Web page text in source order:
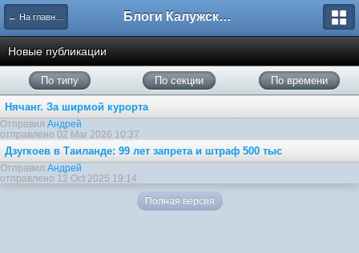
← На главную Блоги Калужского перекрестка
Новые публикации
По типу По секции По времени
Нячанг. За ширмой курорта
Отправил Андрей
отправлено 02 Mar 2026 10:37
Дзугкоев в Таиланде: 99 лет запрета и штраф 500 тыс
Отправил Андрей
отправлено 12 Oct 2025 19:14
Полная версия